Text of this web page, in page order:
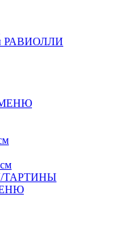
РАВИОЛЛИ
ТАРТИНЫ